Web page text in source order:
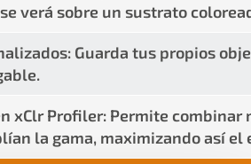
verá sobre un sustrato
Guarda tus propios
xClr Profiler: Permite
la gama, maximizando así el